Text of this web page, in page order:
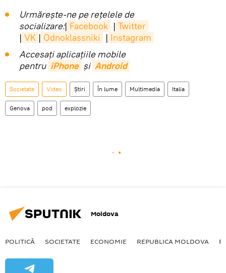
Urmărește-ne pe rețelele de
socializare:| Facebook | Twitter
| VK | Odnoklassniki | Instagram
Accesaţi aplicaţiile mobile
pentru iPhone și Android
Societate Video Știri În lume Multimedia Italia
Genova pod explozie
Moldova
POLITICĂ SOCIETATE ECONOMIE REPUBLICA MOLDOVA